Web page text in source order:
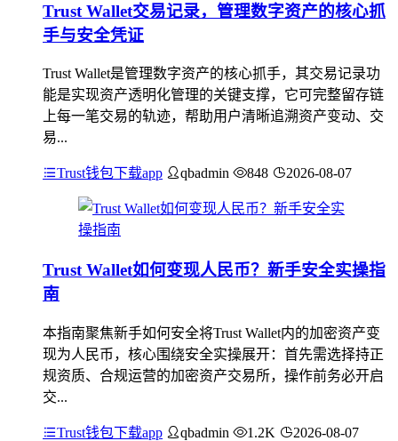
Trust Wallet交易记录，管理数字资产的核心抓
手与安全凭证
Trust Wallet是管理数字资产的核心抓手，其交易记录功
能是实现资产透明化管理的关键支撑，它可完整留存链
上每一笔交易的轨迹，帮助用户清晰追溯资产变动、交
易...
Trust钱包下载app qbadmin 848 2026-08-07
Trust Wallet如何变现人民币？新手安全实操指
南
本指南聚焦新手如何安全将Trust Wallet内的加密资产变
现为人民币，核心围绕安全实操展开：首先需选择持正
规资质、合规运营的加密资产交易所，操作前务必开启
交...
Trust钱包下载app qbadmin 1.2K 2026-08-07